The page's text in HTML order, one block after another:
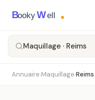
BookyWell
Maquillage · Reims
Annuaire›Maquillage›Reims